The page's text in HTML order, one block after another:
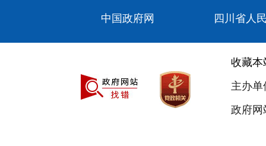
中国政府网 四川省人
收藏本
主办
政府网